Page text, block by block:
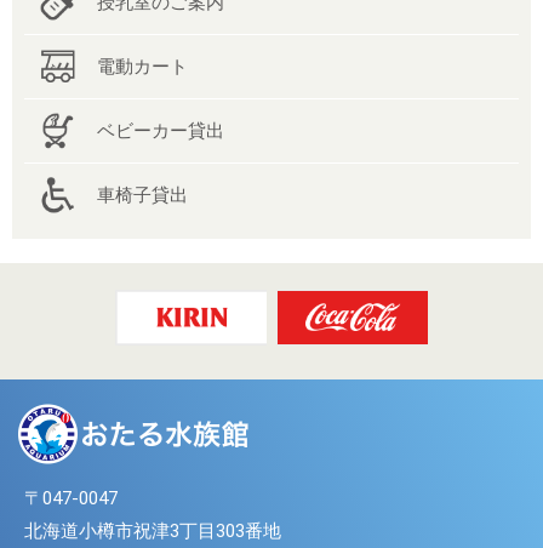
電動カート
ベビーカー貸出
車椅子貸出
〒047-0047
北海道小樽市祝津3丁目303番地